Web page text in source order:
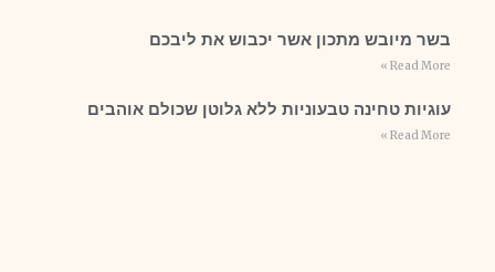
בשר מיובש מתכון אשר יכבוש את ליבכם
Read More »
עוגיות טחינה טבעוניות ללא גלוטן שכולם אוהבים
Read More »